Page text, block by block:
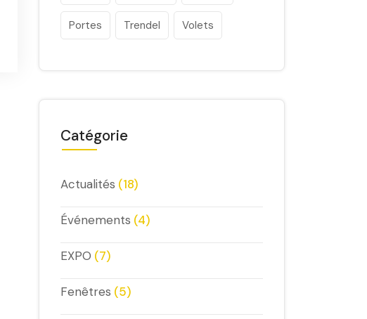
Portes Trendel Volets
Catégorie
Actualités (18)
Événements (4)
EXPO (7)
Fenêtres (5)